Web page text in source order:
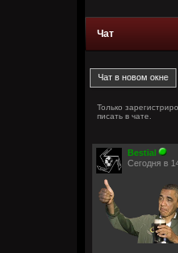
Чат
Только
писать в чате.
Bestial
Сегодня в